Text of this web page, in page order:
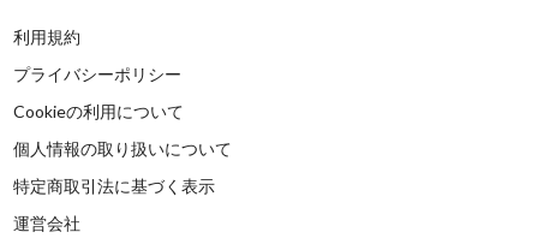
利用規約
プライバシーポリシー
Cookieの利用について
個人情報の取り扱いについて
特定商取引法に基づく表示
運営会社